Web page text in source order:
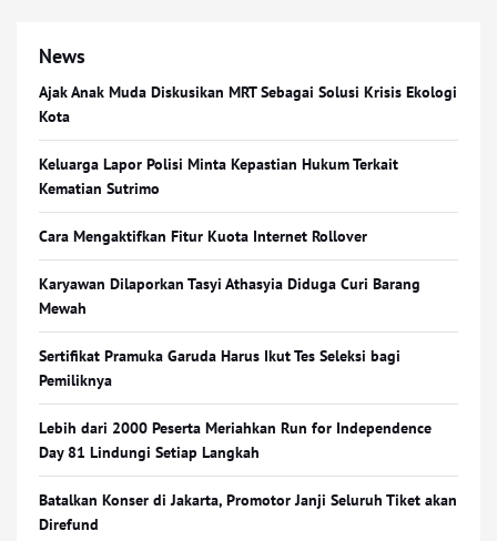
News
Ajak Anak Muda Diskusikan MRT Sebagai Solusi Krisis Ekologi
Kota
Keluarga Lapor Polisi Minta Kepastian Hukum Terkait
Kematian Sutrimo
Cara Mengaktifkan Fitur Kuota Internet Rollover
Karyawan Dilaporkan Tasyi Athasyia Diduga Curi Barang
Mewah
Sertifikat Pramuka Garuda Harus Ikut Tes Seleksi bagi
Pemiliknya
Lebih dari 2000 Peserta Meriahkan Run for Independence
Day 81 Lindungi Setiap Langkah
Batalkan Konser di Jakarta, Promotor Janji Seluruh Tiket akan
Direfund